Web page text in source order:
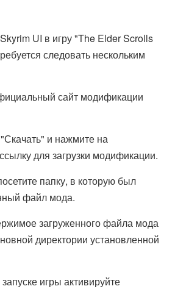
UI в игру "The Elder Scrolls
следовать нескольким
сайт модификации
и нажмите на
для загрузки модификации.
папку, в которую был
файл мода.
загруженного файла мода
директории установленной
игры активируйте